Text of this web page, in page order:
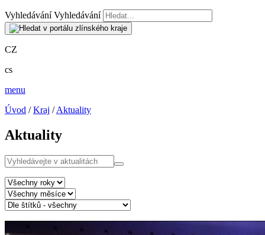
Vyhledávání Vyhledávání
CZ
cs
menu
Úvod /Kraj /Aktuality
Aktuality